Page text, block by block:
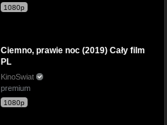
1080p
Ciemno, prawie noc (2019) Cały film
PL
KinoSwiat
premium
1080p